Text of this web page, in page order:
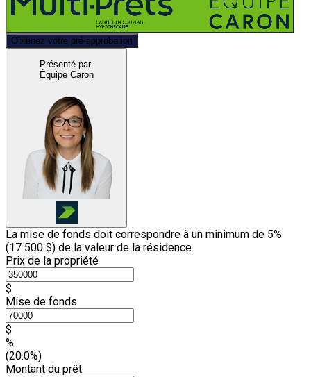
Obtenez votre pré-approbation
Présenté par
Équipe Caron
La mise de fonds doit correspondre à un minimum de 5%
(17 500 $) de la valeur de la résidence.
Prix de la propriété
$
Mise de fonds
$
%
(20.0%)
Montant du prêt